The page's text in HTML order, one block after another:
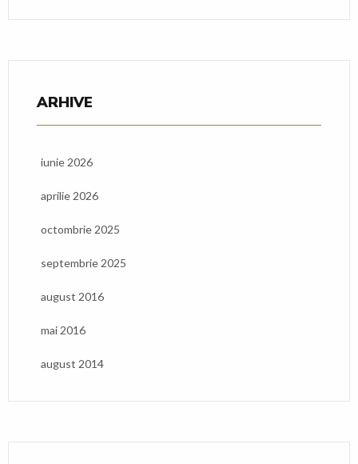
ARHIVE
iunie 2026
aprilie 2026
octombrie 2025
septembrie 2025
august 2016
mai 2016
august 2014